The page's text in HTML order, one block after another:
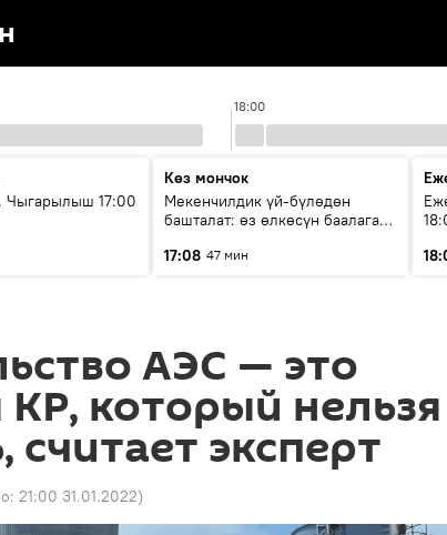
18:00
Чыгарылыш 17:00
Көз мончок
Мекенчилдик үй-бүлөдөн
башталат: өз өлкөсүн баалаган
керек?
17:08 47 мин
АЭС — это
который нельзя
считает эксперт
21:00 31.01.2022)